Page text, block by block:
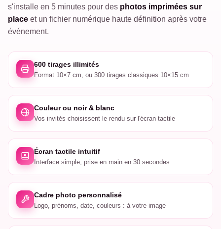
s'installe en 5 minutes pour des photos imprimées sur
place et un fichier numérique haute définition après votre
événement.
600 tirages illimités
Format 10×7 cm, ou 300 tirages classiques 10×15 cm
Couleur ou noir & blanc
Vos invités choisissent le rendu sur l'écran tactile
Écran tactile intuitif
Interface simple, prise en main en 30 secondes
Cadre photo personnalisé
Logo, prénoms, date, couleurs : à votre image